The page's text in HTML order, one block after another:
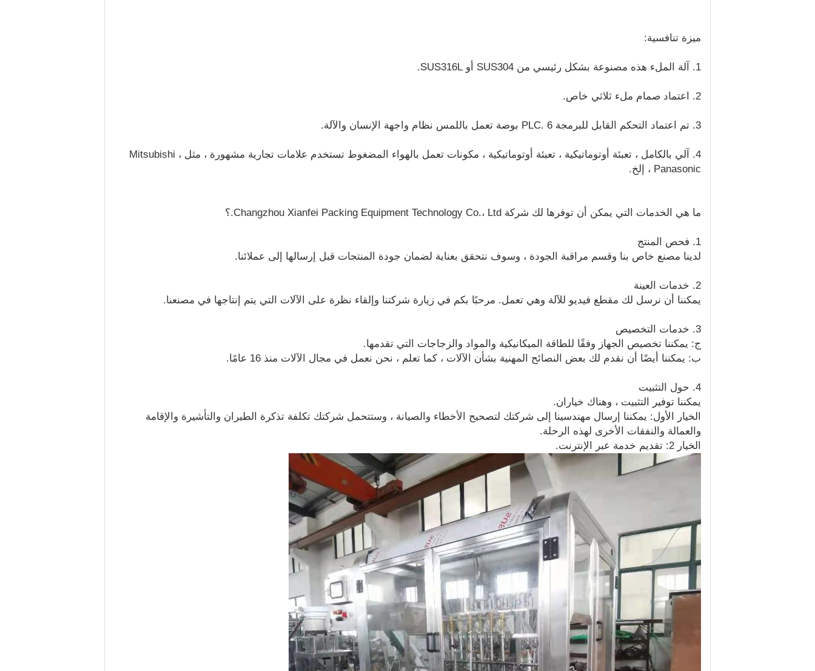
ميزة تنافسية:
1. آلة الملء هذه مصنوعة بشكل رئيسي من SUS304 أو SUS316L.
2. اعتماد صمام ملء ثلاثي خاص.
3. تم اعتماد التحكم القابل للبرمجة PLC. 6 بوصة تعمل باللمس نظام واجهة الإنسان والآلة.
4. آلي بالكامل ، تعبئة أوتوماتيكية ، تعبئة أوتوماتيكية ، مكونات تعمل بالهواء المضغوط تستخدم علامات تجارية مشهورة ، مثل Mitsubishi ،
Panasonic ، إلخ.
ما هي الخدمات التي يمكن أن توفرها لك شركة Changzhou Xianfei Packing Equipment Technology Co.، Ltd.؟
1. فحص المنتج
لدينا مصنع خاص بنا وقسم مراقبة الجودة ، وسوف نتحقق بعناية لضمان جودة المنتجات قبل إرسالها إلى عملائنا.
2. خدمات العينة
يمكننا أن نرسل لك مقطع فيديو للآلة وهي تعمل. مرحبًا بكم في زيارة شركتنا وإلقاء نظرة على الآلات التي يتم إنتاجها في مصنعنا.
3. خدمات التخصيص
ج: يمكننا تخصيص الجهاز وفقًا للطاقة الميكانيكية والمواد والزجاجات التي تقدمها.
ب: يمكننا أيضًا أن نقدم لك بعض النصائح المهنية بشأن الآلات ، كما تعلم ، نحن نعمل في مجال الآلات منذ 16 عامًا.
4. حول التثبيت
يمكننا توفير التثبيت ، وهناك خياران.
الخيار الأول: يمكننا إرسال مهندسينا إلى شركتك لتصحيح الأخطاء والصيانة ، وستتحمل شركتك تكلفة تذكرة الطيران والتأشيرة والإقامة
والعمالة والنفقات الأخرى لهذه الرحلة.
الخيار 2: تقديم خدمة عبر الإنترنت.